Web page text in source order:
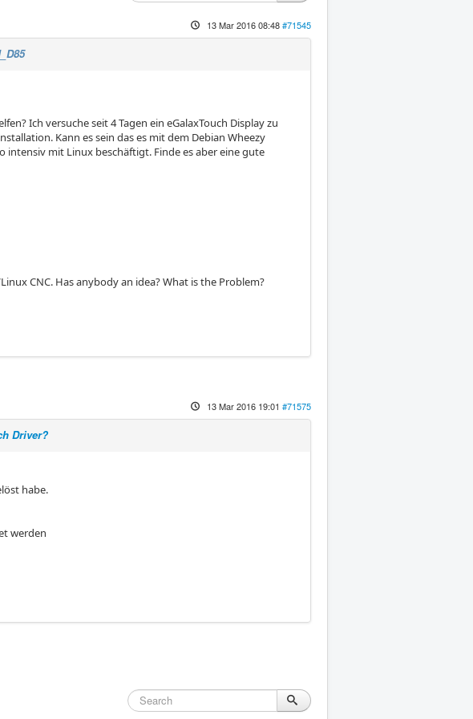
13 Mar 2016 08:48#71545
Ich versuche seit 4 Tagen ein eGalaxTouch Display zu
Kann es sein das es mit dem Debian Wheezy
intensiv mit Linux beschäftigt. Finde es aber eine gute
CNC. Has anybody an idea? What is the Problem?
13 Mar 2016 19:01 #71575
Driver?
habe.
werden